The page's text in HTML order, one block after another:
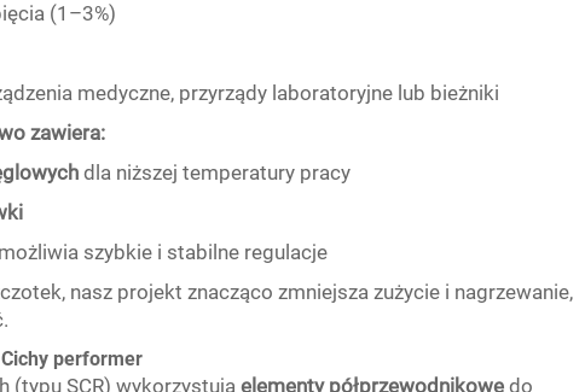
(1–3%)
medyczne, przyrządy laboratoryjne lub bieżniki
zawiera:
dla niższej temperatury pracy
szybkie i stabilne regulacje
nasz projekt znacząco zmniejsza zużycie i nagrzewanie,
performer
(typu SCR) wykorzystują elementy półprzewodnikowe do